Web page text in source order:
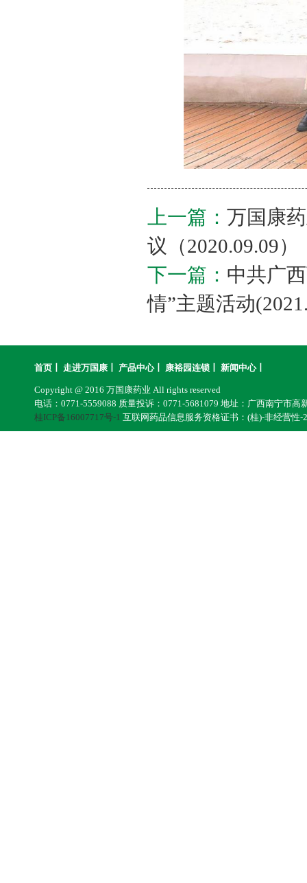
上一篇： 万国康
议（2020.09.09）
下一篇： 中共广
情”主题活动
首页 走进万国康 产品中心丨 康裕园连锁 新闻中心丨
Copyright @ 2016 万国康药业 All rights reserved
电话：0771-5559088 质量投诉：0771-5681079 地址：广西南宁市高
桂ICP备16007717号-1 互联网药品信息服务资格证书：(桂)-非经营性-